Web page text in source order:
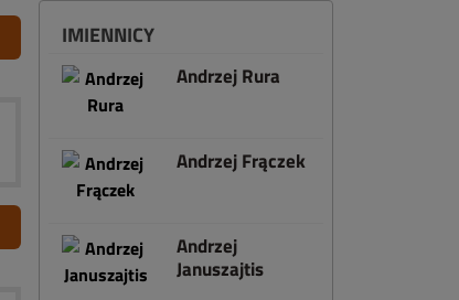
IMIENNICY
Andrzej Rura
Andrzej Frączek
Andrzej
Januszajtis